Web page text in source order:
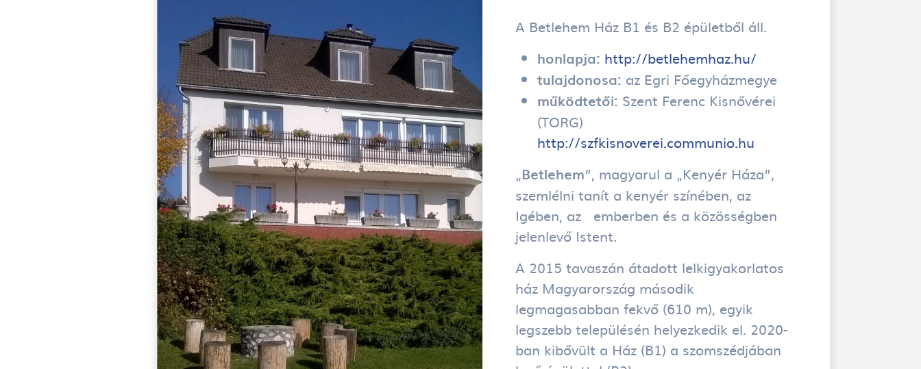
A Betlehem Ház B1 és B2 épületből áll.
honlapja: http://betlehemhaz.hu/
tulajdonosa: az Egri Főegyházmegye
működtetői: Szent Ferenc Kisnővérei
(TORG)
http://szfkisnoverei.communio.hu
„Betlehem”, magyarul a „Kenyér Háza”,
szemlélni tanít a kenyér színében, az
Igében, az emberben és a közösségben
jelenlevő Istent.
A 2015 tavaszán átadott lelkigyakorlatos
ház Magyarország második
legmagasabban fekvő (610 m), egyik
legszebb településén helyezkedik el. 2020-
ban kibővült a Ház (B1) a szomszédjában